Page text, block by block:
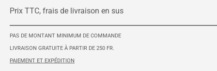
Prix TTC, frais de livraison en sus
PAS DE MONTANT MINIMUM DE COMMANDE
LIVRAISON GRATUITE À PARTIR DE 250 FR.
PAIEMENT ET EXPÉDITION